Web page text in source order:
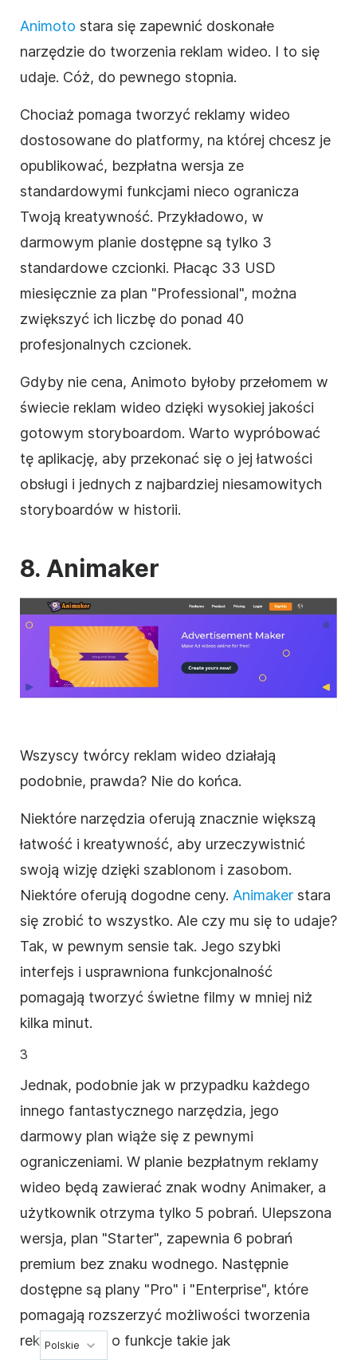
Animoto stara się zapewnić doskonałe
narzędzie do tworzenia reklam wideo. I to się
udaje. Cóż, do pewnego stopnia.
Chociaż pomaga tworzyć reklamy wideo
dostosowane do platformy, na której chcesz je
opublikować, bezpłatna wersja ze
standardowymi funkcjami nieco ogranicza
Twoją kreatywność. Przykładowo, w
darmowym planie dostępne są tylko 3
standardowe czcionki. Płacąc 33 USD
miesięcznie za plan "Professional", można
zwiększyć ich liczbę do ponad 40
profesjonalnych czcionek.
Gdyby nie cena, Animoto byłoby przełomem w
świecie reklam wideo dzięki wysokiej jakości
gotowym storyboardom. Warto wypróbować
tę aplikację, aby przekonać się o jej łatwości
obsługi i jednych z najbardziej niesamowitych
storyboardów w historii.
8. Animaker
Wszyscy twórcy reklam wideo działają
podobnie, prawda? Nie do końca.
Niektóre narzędzia oferują znacznie większą
łatwość i kreatywność, aby urzeczywistnić
swoją wizję dzięki szablonom i zasobom.
Niektóre oferują dogodne ceny. Animaker stara
się zrobić to wszystko. Ale czy mu się to udaje?
Tak, w pewnym sensie tak. Jego szybki
interfejs i usprawniona funkcjonalność
pomagają tworzyć świetne filmy w mniej niż
kilka minut.
3
Jednak, podobnie jak w przypadku każdego
innego fantastycznego narzędzia, jego
darmowy plan wiąże się z pewnymi
ograniczeniami. W planie bezpłatnym reklamy
wideo będą zawierać znak wodny Animaker, a
użytkownik otrzyma tylko 5 pobrań. Ulepszona
wersja, plan "Starter", zapewnia 6 pobrań
premium bez znaku wodnego. Następnie
dostępne są plany "Pro" i "Enterprise", które
pomagają rozszerzyć możliwości tworzenia
reklamwideo
o funkcje takie jak
Polskie